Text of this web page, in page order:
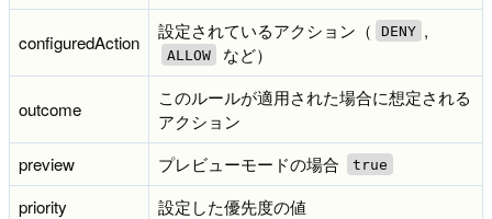
configuredAction
設定されているアクション（ DENY ,
ALLOW など）
outcome
このルールが適用された場合に想定される
アクション
preview
プレビューモードの場合 true
priority 設定した優先度の値